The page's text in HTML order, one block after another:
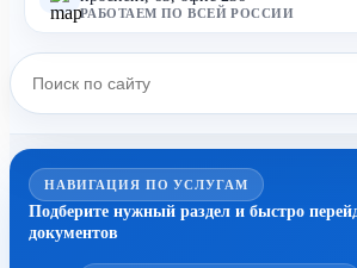
РАБОТАЕМ ПО ВСЕЙ РОССИИ
НАВИГАЦИЯ ПО УСЛУГАМ
Подберите нужный раздел и быстро
документов